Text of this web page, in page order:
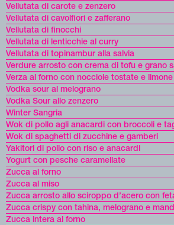
Vellutata di carote e zenzero
Vellutata di cavolfiori e zafferano
Vellutata di finocchi
Vellutata di lenticchie al curry
Vellutata di topinambur alla salvia
Verdure arrosto con crema di tofu e grano
Verza al forno con nocciole tostate e limone
Vodka sour al melograno
Vodka Sour allo zenzero
Winter Sangria
Wok di pollo agli anacardi con broccoli e
Wok di spaghetti di zucchine e gamberi
Yakitori di pollo con riso e anacardi
Yogurt con pesche caramellate
Zucca al forno
Zucca al miso
Zucca arrosto allo sciroppo d’acero con
Zucca crispy con tahina, melograno e
Zucca intera al forno